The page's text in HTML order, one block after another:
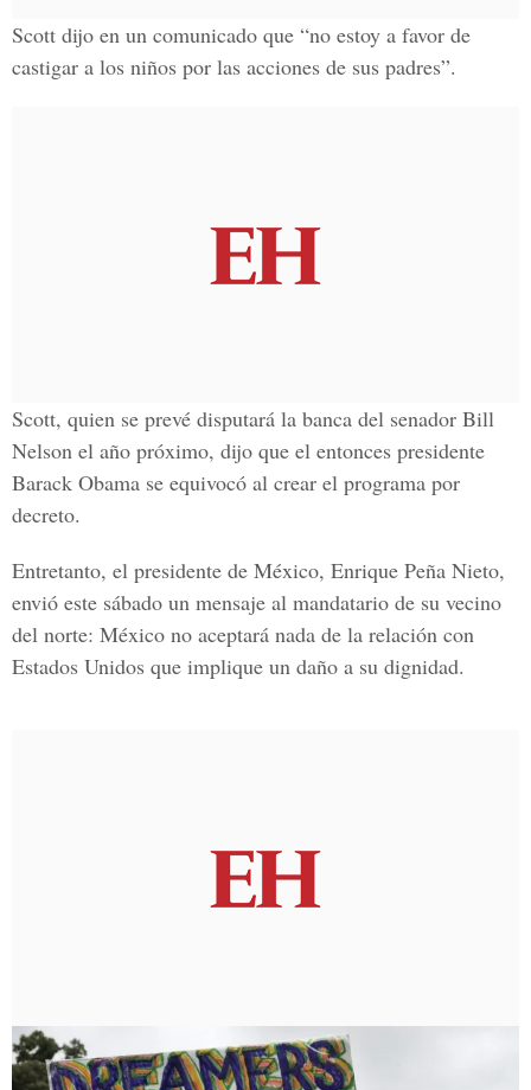
Scott dijo en un comunicado que “no estoy a favor de
castigar a los niños por las acciones de sus padres”.
Scott, quien se prevé disputará la banca del senador Bill
Nelson el año próximo, dijo que el entonces presidente
Barack Obama se equivocó al crear el programa por
decreto.
Entretanto, el presidente de México, Enrique Peña Nieto,
envió este sábado un mensaje al mandatario de su vecino
del norte: México no aceptará nada de la relación con
Estados Unidos que implique un daño a su dignidad.